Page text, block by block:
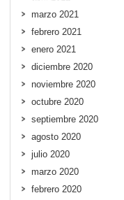
marzo 2021
febrero 2021
enero 2021
diciembre 2020
noviembre 2020
octubre 2020
septiembre 2020
agosto 2020
julio 2020
marzo 2020
febrero 2020